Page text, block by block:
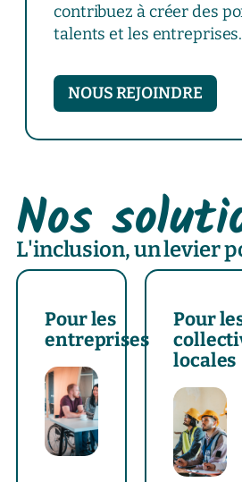
contribuez à créer des
talents et les entreprises.
NOUS REJOINDRE
Nos
L'inclusion, un levier
Pour les
entreprises
Pour
locales